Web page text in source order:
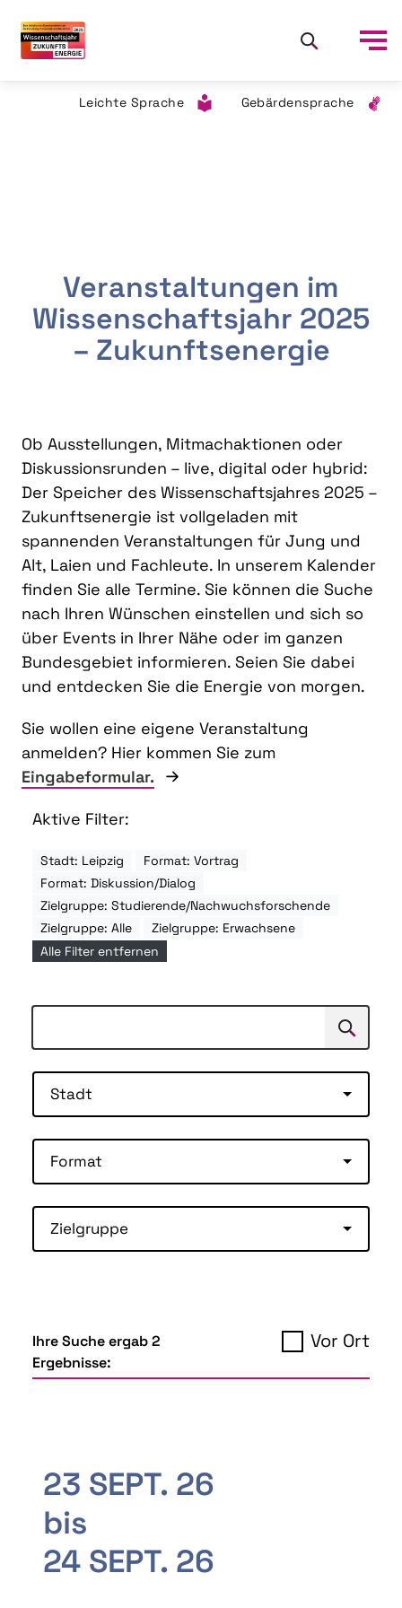
Leichte Sprache Gebärdensprache
Veranstaltungen im
Wissenschaftsjahr 2025
– Zukunftsenergie
Ob Ausstellungen, Mitmachaktionen oder
Diskussionsrunden – live, digital oder hybrid:
Der Speicher des Wissenschaftsjahres 2025 –
Zukunftsenergie ist vollgeladen mit
spannenden Veranstaltungen für Jung und
Alt, Laien und Fachleute. In unserem Kalender
finden Sie alle Termine. Sie können die Suche
nach Ihren Wünschen einstellen und sich so
über Events in Ihrer Nähe oder im ganzen
Bundesgebiet informieren. Seien Sie dabei
und entdecken Sie die Energie von morgen.
Sie wollen eine eigene Veranstaltung
anmelden? Hier kommen Sie zum
Eingabeformular.
Aktive Filter:
Stadt: Leipzig
Format: Vortrag
Format: Diskussion/Dialog
Zielgruppe: Studierende/Nachwuchsforschende
Zielgruppe: Alle
Zielgruppe: Erwachsene
Alle Filter entfernen
Suchen
Stadt
Format
Zielgruppe
Ihre Suche ergab 2
Ergebnisse:
Vor Ort
23 SEPT. 26
bis
24 SEPT. 26